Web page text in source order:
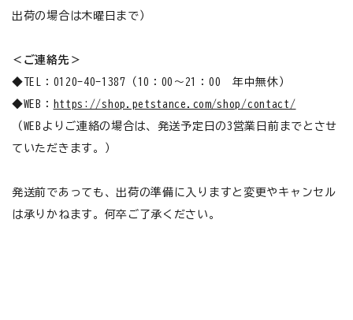
よくあるご質問
ご利用ガイド
ご相談室
出荷の場合は木曜日まで）
＜ご連絡先＞
◆TEL：0120-40-1387（10：00～21：00 年中無休）
◆WEB：
https://shop.petstance.com/shop/contact/
（WEBよりご連絡の場合は、発送予定日の3営業日前までとさせ
ていただきます。）
発送前であっても、出荷の準備に入りますと変更やキャンセル
は承りかねます。何卒ご了承ください。